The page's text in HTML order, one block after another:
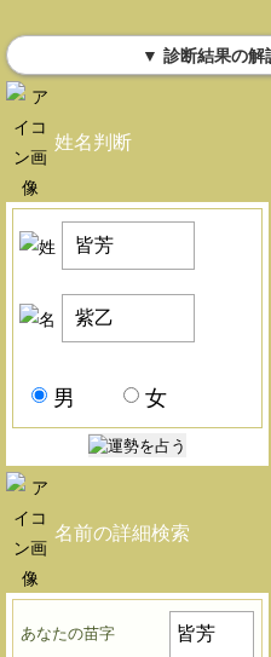
▼ 診断結果の解
姓名判断
男 女
名前の詳細検索
あなたの苗字